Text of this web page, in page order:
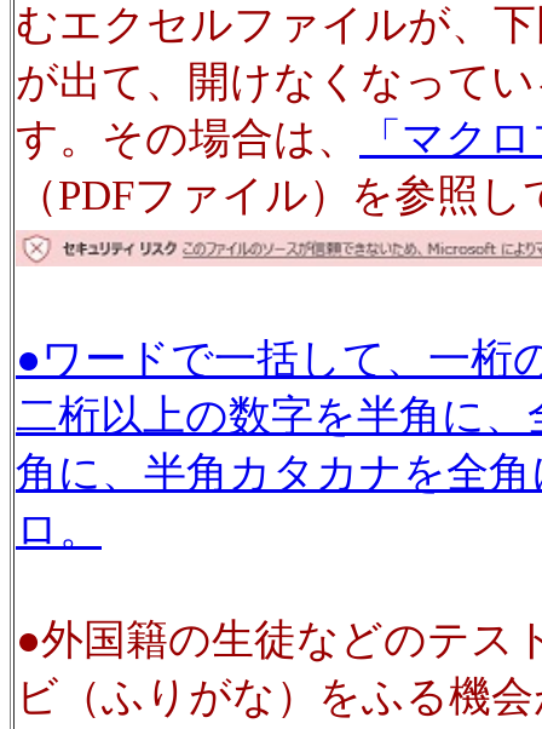
むエクセルファイルが、
が出て、開けなくなって
す。その場合は、
「マク
（PDFファイル）を参照
●ワードで一括して、一桁
二桁以上の数字を半角に
角に、半角カタカナを全
ロ。
●外国籍の生徒などのテス
ビ（ふりがな）をふる機